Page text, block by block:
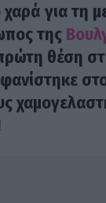
για τη
της
θέση